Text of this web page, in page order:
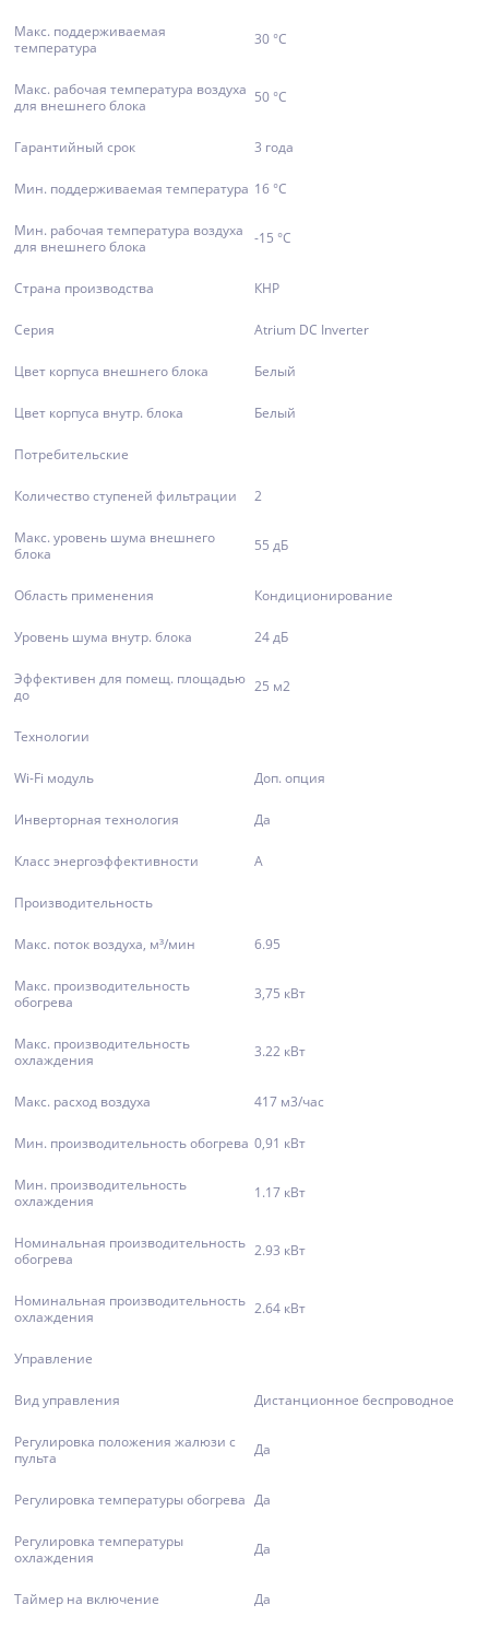
Макс. поддерживаемая
температура
30 °С
Макс. рабочая температура воздуха
для внешнего блока
50 °С
Гарантийный срок 3 года
Мин. поддерживаемая температура 16 °С
Мин. рабочая температура воздуха
для внешнего блока
-15 °С
Страна производства КНР
Серия Atrium DC Inverter
Цвет корпуса внешнего блока Белый
Цвет корпуса внутр. блока Белый
Потребительские
Количество ступеней фильтрации 2
Макс. уровень шума внешнего
блока
55 дБ
Область применения Кондиционирование
Уровень шума внутр. блока 24 дБ
Эффективен для помещ. площадью
до
25 м2
Технологии
Wi-Fi модуль Доп. опция
Инверторная технология Да
Класс энергоэффективности A
Производительность
Макс. поток воздуха, м³/мин 6.95
Макс. производительность
обогрева
3,75 кВт
Макс. производительность
охлаждения
3.22 кВт
Макс. расход воздуха 417 м3/час
Мин. производительность обогрева 0,91 кВт
Мин. производительность
охлаждения
1.17 кВт
Номинальная производительность
обогрева
2.93 кВт
Номинальная производительность
охлаждения
2.64 кВт
Управление
Вид управления Дистанционное беспроводное
Регулировка положения жалюзи с
пульта
Да
Регулировка температуры обогрева Да
Регулировка температуры
охлаждения
Да
Таймер на включение Да